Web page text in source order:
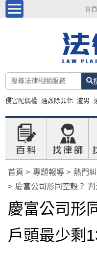
會
侵害配偶權 通姦除罪化 渣男
首頁 專題報導
熱門
慶富公司形同空殼？
慶富公司形
戶頭最少剩